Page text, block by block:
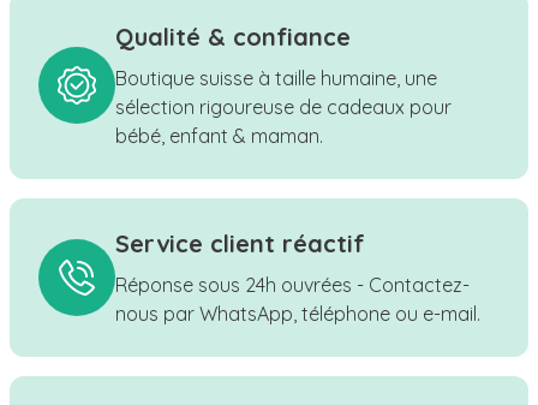
Qualité & confiance
Boutique suisse à taille humaine, une
sélection rigoureuse de cadeaux pour
bébé, enfant & maman.
Service client réactif
Réponse sous 24h ouvrées - Contactez-
nous par WhatsApp, téléphone ou e-mail.